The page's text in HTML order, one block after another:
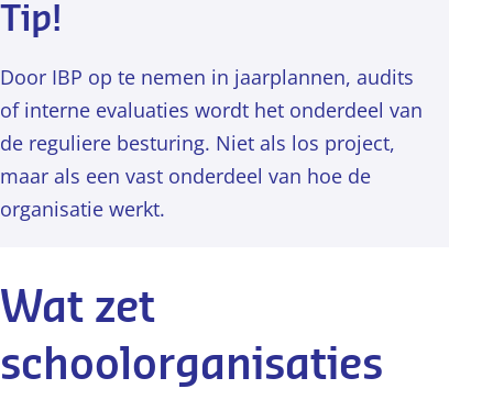
Tip!
Door IBP op te nemen in jaarplannen, audits
of interne evaluaties wordt het onderdeel van
de reguliere besturing. Niet als los project,
maar als een vast onderdeel van hoe de
organisatie werkt.
Wat zet
schoolorganisaties